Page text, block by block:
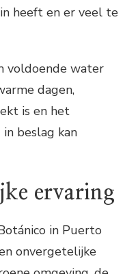
heeft en er veel te
voldoende water
dagen,
is en het
beslag kan
ervaring
in Puerto
onvergetelijke